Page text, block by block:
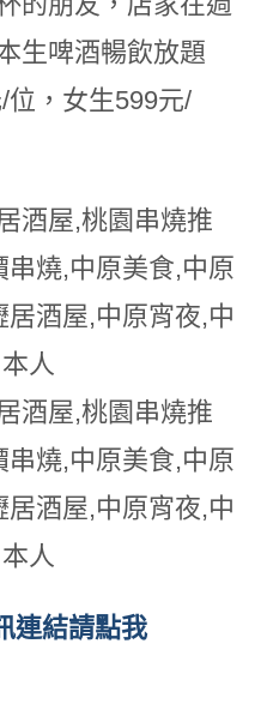
生啤酒暢飲放題
位，女生599元/
連結請點我